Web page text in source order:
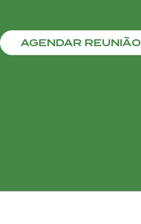
AGENDAR REUNIÃO